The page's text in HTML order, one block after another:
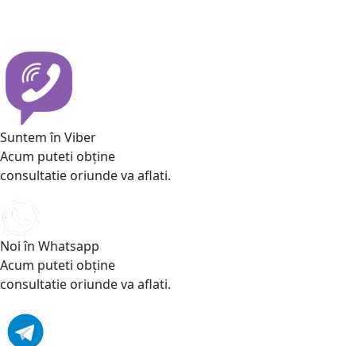
Suntem în Viber
Acum puteti obține
consultatie oriunde va aflati.
Noi în Whatsapp
Acum puteti obține
consultatie oriunde va aflati.